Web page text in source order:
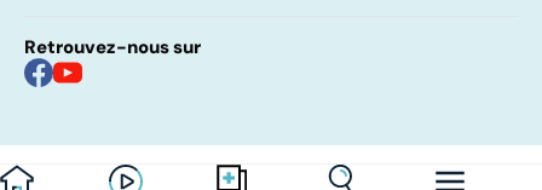
Retrouvez-nous sur